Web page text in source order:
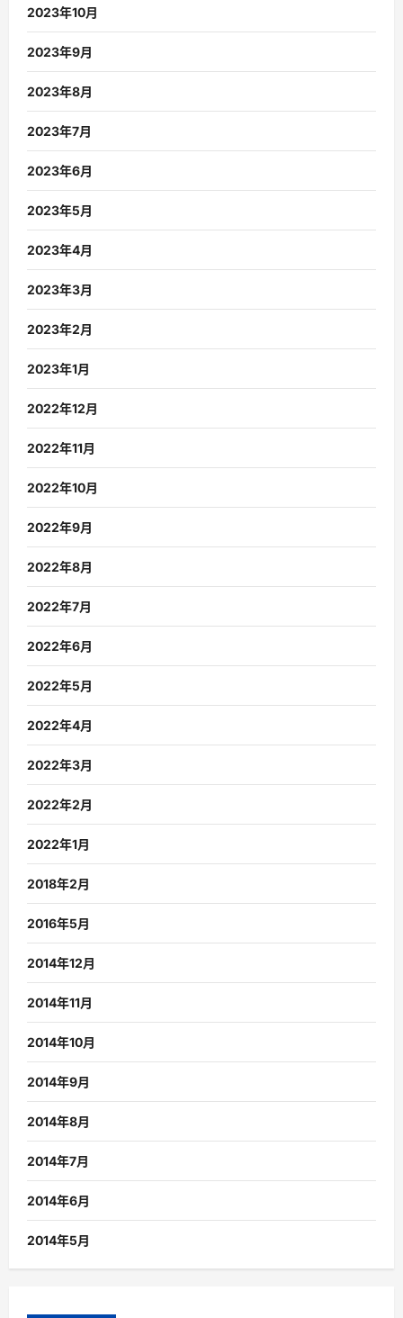
2023年10月
2023年9月
2023年8月
2023年7月
2023年6月
2023年5月
2023年4月
2023年3月
2023年2月
2023年1月
2022年12月
2022年11月
2022年10月
2022年9月
2022年8月
2022年7月
2022年6月
2022年5月
2022年4月
2022年3月
2022年2月
2022年1月
2018年2月
2016年5月
2014年12月
2014年11月
2014年10月
2014年9月
2014年8月
2014年7月
2014年6月
2014年5月